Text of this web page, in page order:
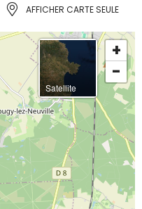
AFFICHER CARTE SEULE
+
-
Satellite